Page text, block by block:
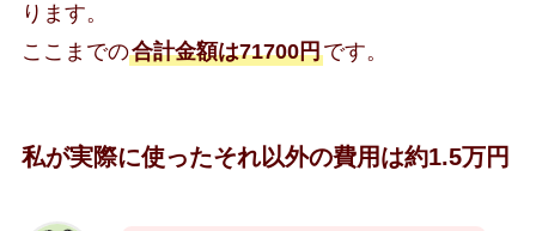
ります。
ここまでの合計金額は71700円です。
私が実際に使ったそれ以外の費用は約1.5万円